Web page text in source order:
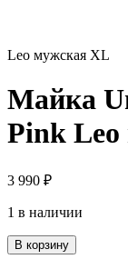
Leo мужская XL
Майка
Pink
3 990 ₽
1 в наличии
Количество
товара
В корзину